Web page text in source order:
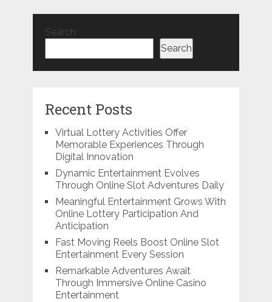
Search
Search
Recent Posts
Virtual Lottery Activities Offer
Memorable Experiences Through
Digital Innovation
Dynamic Entertainment Evolves
Through Online Slot Adventures Daily
Meaningful Entertainment Grows With
Online Lottery Participation And
Anticipation
Fast Moving Reels Boost Online Slot
Entertainment Every Session
Remarkable Adventures Await
Through Immersive Online Casino
Entertainment